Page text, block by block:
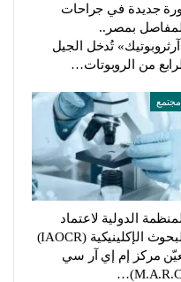
جديدة في جراحات
بمصر..
تُدخل الجيل
من الروبوتات…
مجتمع
الدولية لاعتماد
البحوث الإكلينيكية (IAOCR)
مركز إم إي آر سي